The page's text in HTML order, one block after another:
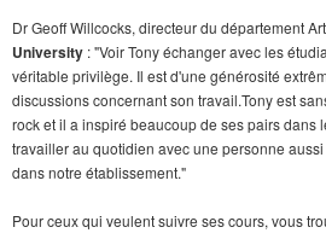
Dr Geoff Willcocks, directeur du département
University : "Voir Tony échanger avec les
véritable privilège. Il est d'une générosité
discussions concernant son travail.Tony est
rock et il a inspiré beaucoup de ses pairs dans
travailler au quotidien avec une personne
dans notre établissement."
Pour ceux qui veulent suivre ses cours, vous